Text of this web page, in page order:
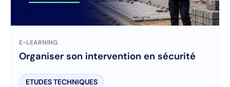
E-LEARNING
Organiser son intervention en sécurité
ETUDES TECHNIQUES